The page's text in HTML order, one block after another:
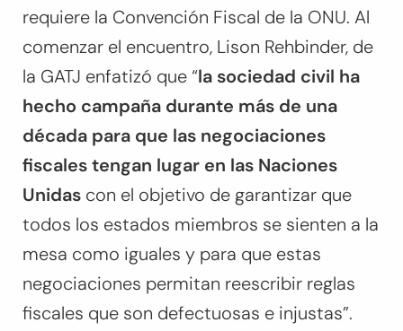
requiere la Convención Fiscal de la ONU. Al
comenzar el encuentro, Lison Rehbinder, de
la GATJ enfatizó que “la sociedad civil ha
hecho campaña durante más de una
década para que las negociaciones
fiscales tengan lugar en las Naciones
Unidas con el objetivo de garantizar que
todos los estados miembros se sienten a la
mesa como iguales y para que estas
negociaciones permitan reescribir reglas
fiscales que son defectuosas e injustas”.